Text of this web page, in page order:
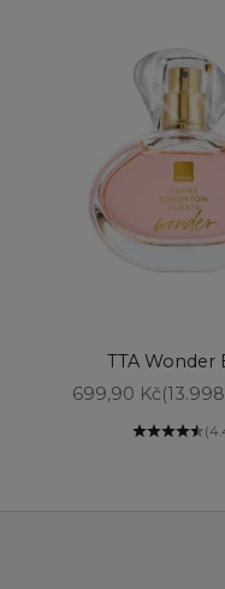
TTA Wonder
Prodejní cena
699,90 Kč